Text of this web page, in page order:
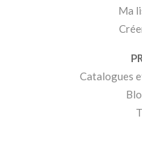
Ma
Catalogues